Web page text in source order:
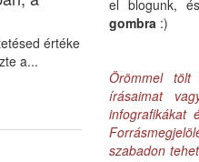
értéke
a...
el blogunk, és
gombra :)
Örömmel
írásaimat
infografikákat
szabadon